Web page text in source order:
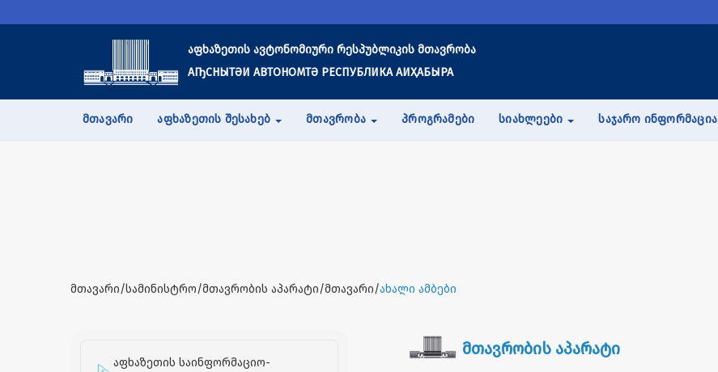
აფხაზეთის ავტონომიური რესპუბლიკის მთავრობა
АҦСНЫТӘИ АВТОНОМТӘ РЕСПУБЛИКА АИҲАБЫРА
ᲛᲗᲐᲕᲐᲠᲘ ᲐᲤᲮᲐᲖᲔᲗᲘᲡ ᲨᲔᲡᲐᲮᲔᲑ ᲛᲗᲐᲕᲠᲝᲑᲐ ᲞᲠᲝᲒᲠᲐᲛᲔᲑᲘ ᲡᲘᲐᲮᲚᲔᲔᲑᲘ ᲡᲐᲯᲐᲠᲝ ᲘᲜᲤᲝᲠᲛᲐᲪᲘᲐ
მთავარი/სამინისტრო/მთავრობის აპარატი/მთავარი/ახალი ამბები
აფხაზეთის საინფორმაციო-
მთავრობის აპარატი